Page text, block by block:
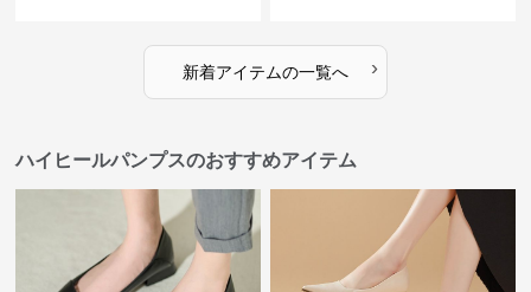
新着アイテムの一覧へ ›
ハイヒールパンプスのおすすめアイテム